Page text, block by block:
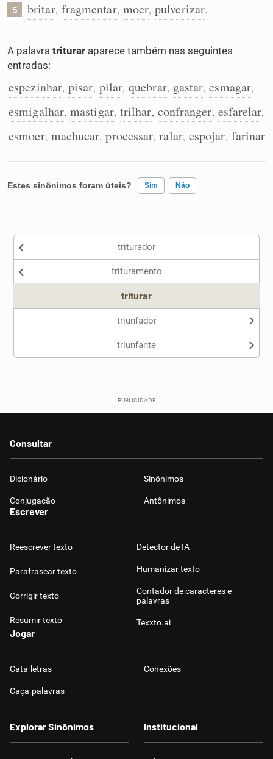
5 britar, fragmentar, moer, pulverizar.
A palavra triturar aparece também nas seguintes
entradas:
espezinhar, pisar, pilar, quebrar, gastar, esmagar,
esmigalhar, mastigar, trilhar, confranger, esfarelar,
esmoer, machucar, processar, ralar, espojar, farinar
Estes sinônimos foram úteis? Sim Não
Nenhum dos sinônimos apresentados me ajudou
triturador
trituramento
triturar
triunfador
triunfante
Consultar
Dicionário Sinônimos
Conjugação Antônimos
Escrever
Reescrever texto
Parafrasear texto
Corrigir texto
Resumir texto
Detector de IA
Humanizar texto
Contador de caracteres e
palavras
Texxto.ai
Jogar
Cata-letras Conexões
Caça-palavras
Explorar Sinônimos Institucional